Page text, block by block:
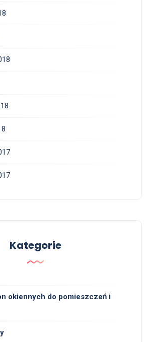
Kategorie
okiennych do pomieszczeń i